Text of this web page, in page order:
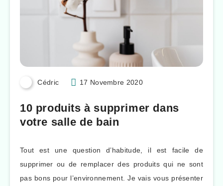
Cédric 17 Novembre 2020
10 produits à supprimer dans
votre salle de bain
Tout est une question d’habitude, il est facile de
supprimer ou de remplacer des produits qui ne sont
pas bons pour l’environnement. Je vais vous présenter